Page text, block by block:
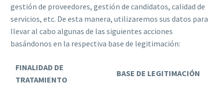
gestión de proveedores, gestión de candidatos, calidad de
servicios, etc. De esta manera, utilizaremos sus datos para
llevar al cabo algunas de las siguientes acciones
basándonos en la respectiva base de legitimación:
FINALIDAD DE
TRATAMIENTO
BASE DE LEGITIMACIÓN